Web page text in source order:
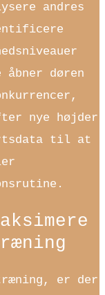
andres
døren
nye højder
til at
er der